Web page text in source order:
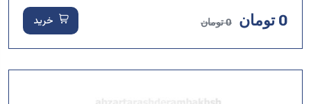
0 تومان 0 تومان خرید